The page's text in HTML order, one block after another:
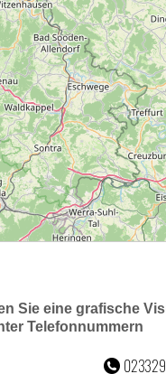
Sie eine grafische
Telefonnummern